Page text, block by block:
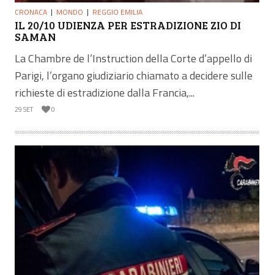
CRONACA MONDO REGGIO EMILIA
IL 20/10 UDIENZA PER ESTRADIZIONE ZIO DI
SAMAN
La Chambre de l’Instruction della Corte d’appello di
Parigi, l’organo giudiziario chiamato a decidere sulle
richieste di estradizione dalla Francia,...
29 SET 0